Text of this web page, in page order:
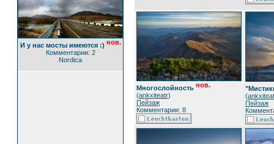
И у нас мосты имеются :) нов.
Комментарии: 2
Nordica
Многослойность нов.
(ankxiteatr)
Пейзаж
Комментарии: 8
(
Пейзаж